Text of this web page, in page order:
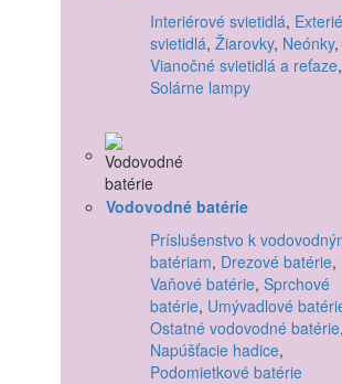
Interiérové svietidlá,
svietidlá, Žiarovky, Neónky,
Vianočné svietidlá a reťaze,
Solárne lampy
Vodovodné batérie
Príslušenstvo k
batériam, Drezové batérie,
Vaňové batérie, Sprchové
batérie, Umývadlové
Ostatné vodovodné batérie,
Napúšťacie hadice,
Podomietkové batérie